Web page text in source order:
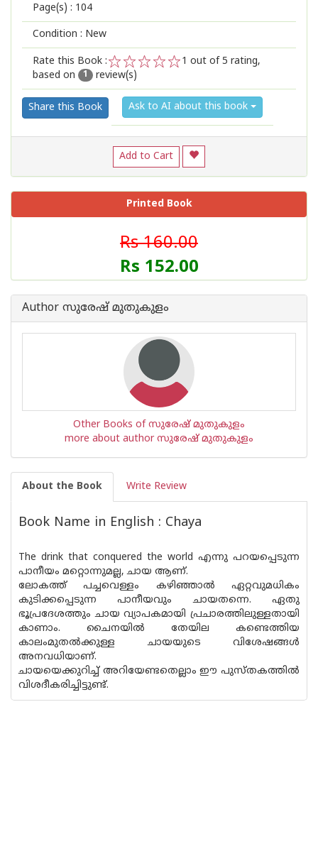
Page(s) : 104
Condition : New
Rate this Book :
2
1
1 out of 5 rating,
based on
1 review(s)
Share this Book Ask to AI about this book
Add to Cart
Printed Book
Rs 160.00
Rs 152.00
Author സുരേഷ് മുതുകുളം
Other Books of സുരേഷ് മുതുകുളം
more about author സുരേഷ് മുതുകുളം
About the Book Write Review
Book Name in English : Chaya
The drink that conquered the world എന്നു പറയപ്പെടുന്ന
പാനീയം മറ്റൊന്നുമല്ല, ചായ ആണ്.
ലോകത്ത് പച്ചവെള്ളം കഴിഞ്ഞാൽ ഏറ്റവുമധികം
കുടിക്കപ്പെടുന്ന പാനീയവും ചായതന്നെ. ഏതു
ഭൂപ്രദേശത്തും ചായ വ്യാപകമായി പ്രചാരത്തിലുള്ളതായി
കാണാം. ചൈനയിൽ തേയില കണ്ടെത്തിയ
കാലംമുതൽക്കുള്ള ചായയുടെ വിശേഷങ്ങൾ
അനവധിയാണ്.
ചായയെക്കുറിച്ച് അറിയേണ്ടതെല്ലാം ഈ പുസ്‌തകത്തിൽ
വിശദീകരിച്ചിട്ടുണ്ട്.